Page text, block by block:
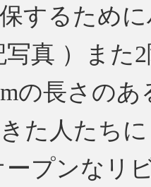
するため
写真 ）また
の長さの
た人たち
ープンなリ